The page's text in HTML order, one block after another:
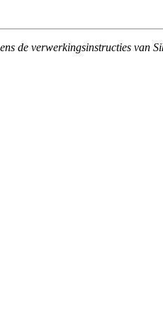
de verwerkingsinstructies van